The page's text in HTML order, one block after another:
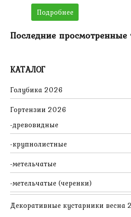
КАТАЛОГ
Голубика 2026
Гортензии 2026
древовидные
крупнолистные
метельчатые
метельчатые (черенки)
Декоративные кустарники весна
Подробнее
Последние